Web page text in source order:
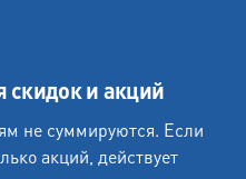
скидок и акций
не суммируются. Если
акций, действует